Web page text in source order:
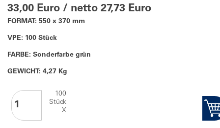
33,00 Euro / netto 27,73 Euro
FORMAT: 550 x 370 mm
VPE: 100 Stück
FARBE: Sonderfarbe grün
GEWICHT: 4,27 Kg
100
Stück
X